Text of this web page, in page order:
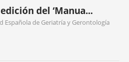
del ‘Manua...
Española de Geriatría y Gerontología